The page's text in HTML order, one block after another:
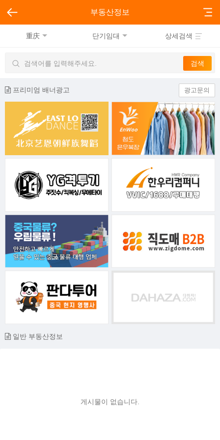
부동산정보
重庆 단기임대 상세검색
프리미엄 배너광고 광고문의
일반 부동산정보
게시물이 없습니다.